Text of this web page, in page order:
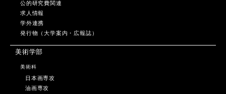
公的研究費関連
求人情報
学外連携
発行物（大学案内・広報誌）
美術学部
美術科
日本画専攻
油画専攻